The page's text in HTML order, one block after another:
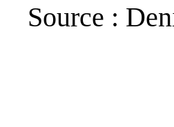
Source :